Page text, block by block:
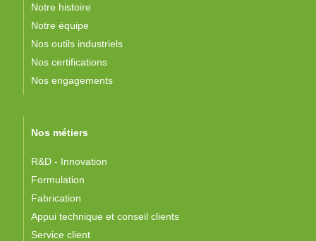
Notre histoire
Notre équipe
Nos outils industriels
Nos certifications
Nos engagements
Nos métiers
R&D - Innovation
Formulation
Fabrication
Appui technique et conseil clients
Service client